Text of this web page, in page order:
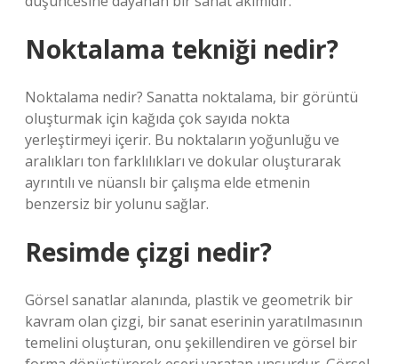
Noktalama tekniği nedir?
Noktalama nedir? Sanatta noktalama, bir görüntü
oluşturmak için kağıda çok sayıda nokta
yerleştirmeyi içerir. Bu noktaların yoğunluğu ve
aralıkları ton farklılıkları ve dokular oluşturarak
ayrıntılı ve nüanslı bir çalışma elde etmenin
benzersiz bir yolunu sağlar.
Resimde çizgi nedir?
Görsel sanatlar alanında, plastik ve geometrik bir
kavram olan çizgi, bir sanat eserinin yaratılmasının
temelini oluşturan, onu şekillendiren ve görsel bir